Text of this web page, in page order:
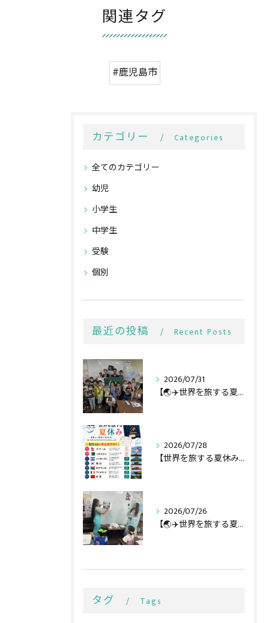
関連タグ
#鹿児島市
カテゴリー Categories
全てのカテゴリー
幼児
小学生
中学生
受験
個別
最近の投稿 Recent Posts
2026/07/31
【🌏✈️世界を旅する夏休み第二弾】
2026/07/28
【世界を旅する夏休み全行程🌏✈️】
2026/07/26
【🌏✈️世界を旅する夏休み①】
タグ Tags